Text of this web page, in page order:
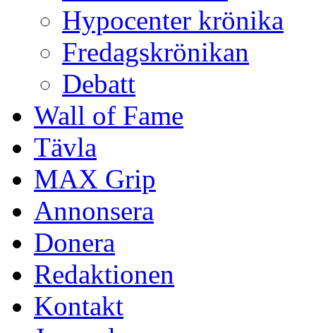
Hypocenter krönika
Fredagskrönikan
Debatt
Wall of Fame
Tävla
MAX Grip
Annonsera
Donera
Redaktionen
Kontakt